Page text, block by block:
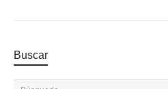
Buscar